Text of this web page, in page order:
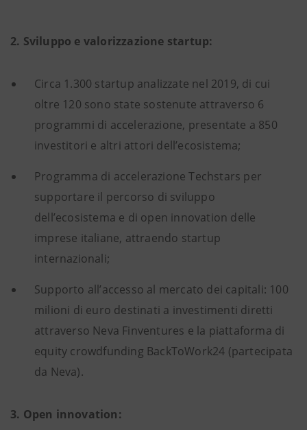
2. Sviluppo e valorizzazione startup:
Circa 1.300 startup analizzate nel 2019, di cui
oltre 120 sono state sostenute attraverso 6
programmi di accelerazione, presentate a 850
investitori e altri attori dell’ecosistema;
Programma di accelerazione Techstars per
supportare il percorso di sviluppo
dell’ecosistema e di open innovation delle
imprese italiane, attraendo startup
internazionali;
Supporto all’accesso al mercato dei capitali: 100
milioni di euro destinati a investimenti diretti
attraverso Neva Finventures e la piattaforma di
equity crowdfunding BackToWork24 (partecipata
da Neva).
3. Open innovation: